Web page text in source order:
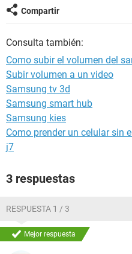
Compartir
Consulta también:
Como subir el volumen del
Subir volumen a un video
Samsung tv 3d
Samsung smart hub
Samsung kies
Como prender un celular sin
j7
3 respuestas
RESPUESTA 1 / 3
Mejor respuesta